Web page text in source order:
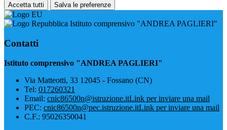
Accetta tutti Salva le preferenze
Istituto comprensivo "ANDREA PAGLIERI"
Contatti
Istituto comprensivo "ANDREA PAGLIERI"
Via Matteotti, 33 12045 - Fossano (CN)
Tel: 017260321
Email: cnic86500n@istruzione.itLink per inviare una mail
PEC: cnic86500n@pec.istruzione.itLink per inviare una mail
C.F.: 95026350041